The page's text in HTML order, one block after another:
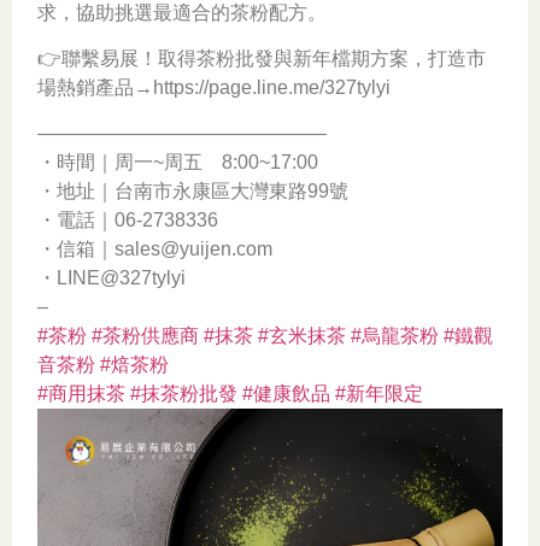
求，協助挑選最適合的茶粉配方。
👉聯繫易展！取得茶粉批發與新年檔期方案，打造市
場熱銷產品→https://page.line.me/327tylyi
———————————————
・時間｜周一~周五 8:00~17:00
・地址｜台南市永康區大灣東路99號
・電話｜06-2738336
・信箱｜sales@yuijen.com
・LINE@327tylyi
–
#茶粉 #茶粉供應商 #抹茶 #玄米抹茶 #烏龍茶粉 #鐵觀
音茶粉 #焙茶粉
#商用抹茶 #抹茶粉批發 #健康飲品 #新年限定